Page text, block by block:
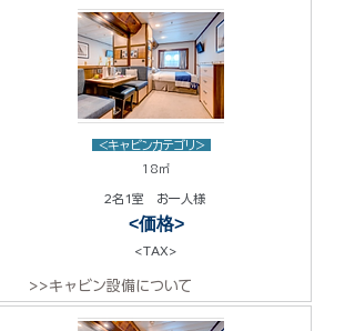
<キャビンカテゴリ>
18㎡
2名1室 お一人様
<価格>
<TAX>
>>キャビン設備について